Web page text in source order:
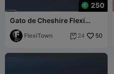
250
Gato de Cheshire Flexi
Print-in-Place
FlexiTown  24 50